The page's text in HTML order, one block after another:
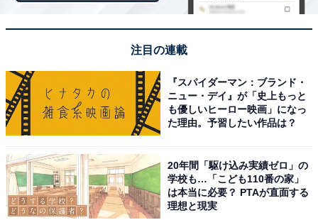
紀ノ国屋 ローラ アシュレイまとまるバッグ（Rowena／Dogs）
まとまるバッグ（税込2420円）は、ローラ アシュレイの
なデザインで、前面と背面でデザインが違うので気分に
よって使い分けることができます（※リバーシブルデザ
インではありません）。
注目の連載
『スパイダーマン：ブランド・
ニュー・デイ』が「史上もっと
も優しいヒーロー映画」になっ
た理由。予習したい作品は？
20年間「駆け込み実績ゼロ」の
学校も…「こども110番の家」
は本当に必要？ PTAが直面する
理想と現実